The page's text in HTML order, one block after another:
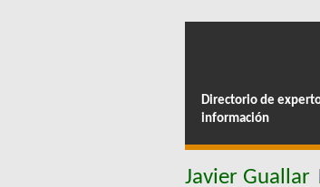
Directorio de
información
Javier Guallar